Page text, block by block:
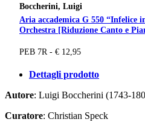
Boccherini, Luigi
Aria accademica G 550 “Infelice
Orchestra [Riduzione Canto e
PEB 7R - € 12,95
Dettagli prodotto
Autore: Luigi Boccherini (1743-
Curatore: Christian Speck